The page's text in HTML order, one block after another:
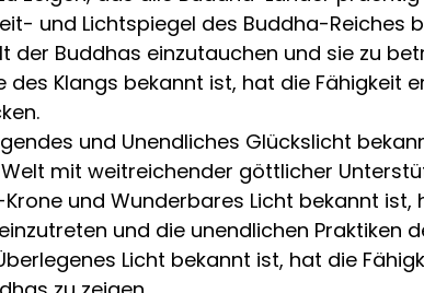
und Lichtspiegel des Buddha-Reiches
Buddhas einzutauchen und sie zu
Klangs bekannt ist, hat die Fähigkeit
und Unendliches Glückslicht
mit weitreichender göttlicher
und Wunderbares Licht bekannt ist,
und die unendlichen Praktiken
Licht bekannt ist, hat die